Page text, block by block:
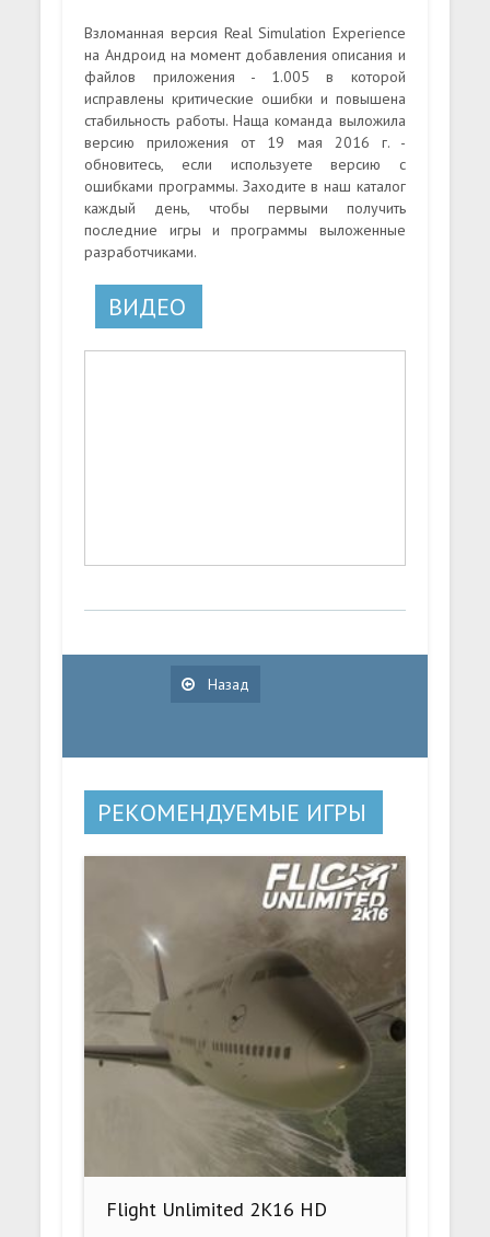
Взломанная версия Real Simulation Experience
на Андроид на момент добавления описания и
файлов приложения - 1.005 в которой
исправлены критические ошибки и повышена
стабильность работы. Наща команда выложила
версию приложения от 19 мая 2016 г. -
обновитесь, если используете версию с
ошибками программы. Заходите в наш каталог
каждый день, чтобы первыми получить
последние игры и программы выложенные
разработчиками.
ВИДЕО
Назад
РЕКОМЕНДУЕМЫЕ ИГРЫ
Flight Unlimited 2K16 HD